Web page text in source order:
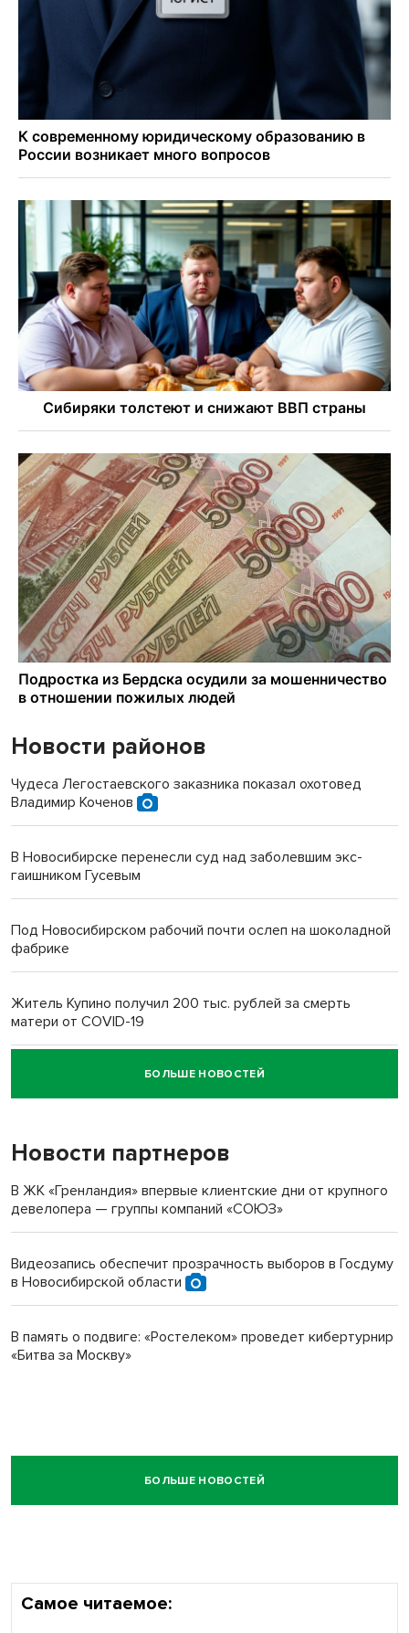
Новости районов
Чудеса Легостаевского заказника показал охотовед
Владимир Коченов
В Новосибирске перенесли суд над заболевшим экс-
гаишником Гусевым
Под Новосибирском рабочий почти ослеп на шоколадной
фабрике
Житель Купино получил 200 тыс. рублей за смерть
матери от COVID-19
Новосибирский суд наказал водителя за смерть
пенсионерки на вокзале
БОЛЬШЕ НОВОСТЕЙ
Новости партнеров
В ЖК «Гренландия» впервые клиентские дни от крупного
девелопера — группы компаний «СОЮЗ»
Видеозапись обеспечит прозрачность выборов в Госдуму
в Новосибирской области
В память о подвиге: «Ростелеком» проведет кибертурнир
«Битва за Москву»
БОЛЬШЕ НОВОСТЕЙ
Самое читаемое: